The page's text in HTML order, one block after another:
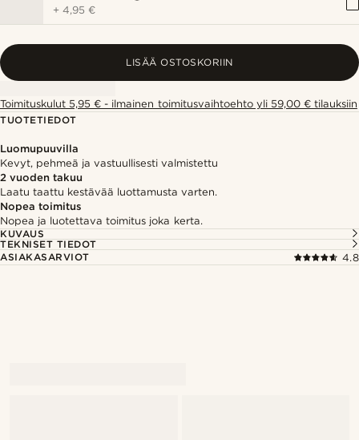
+4,95 €
LISÄÄ OSTOSKORIIN
Toimituskulut 5,95 € - ilmainen toimitusvaihtoehto yli 59,00 € tilauksiin
TUOTETIEDOT
Luomupuuvilla
Kevyt, pehmeä ja vastuullisesti valmistettu
2 vuoden takuu
Laatu taattu kestävää luottamusta varten.
Nopea toimitus
Nopea ja luotettava toimitus joka kerta.
KUVAUS
TEKNISET TIEDOT
ASIAKASARVIOT
4.8